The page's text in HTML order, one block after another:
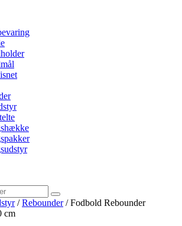
/Rebounder/ Fodbold Rebounder
cm